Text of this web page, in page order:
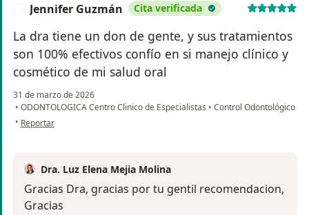
Jennifer Guzmán Cita verificada
La dra tiene un don de gente, y sus tratamientos
son 100% efectivos confío en si manejo clínico y
cosmético de mi salud oral
31 de marzo de 2026
• ODONTOLOGICA Centro Clinico de Especialistas • Control Odontológico
• en opinión del usuario Jennifer Guzmán
Reportar
Dra. Luz Elena Mejia Molina
Gracias Dra, gracias por tu gentil recomendacion,
Gracias